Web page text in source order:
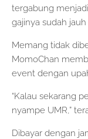
tergabung
gajinya sudah
Memang tidak
MomoChan
event dengan
“Kalau sekarang
nyampe UMR,”
Dibayar dengan